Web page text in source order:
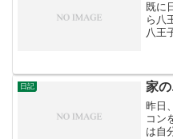
既に
ら八
八王
間ほ
日記 家の
昨日
コン
は自